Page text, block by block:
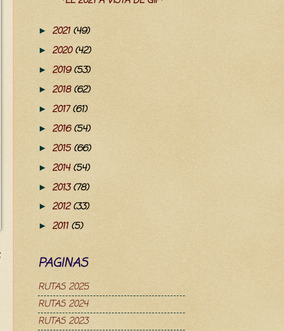
► 2021 (49)
► 2020(42)
► 2019(53)
► 2018(62)
► 2017(61)
► 2016(54)
► 2015(66)
► 2014(54)
► 2013(78)
► 2012(33)
► 2011 (5)
PAGINAS
RUTAS 2025
RUTAS 2024
RUTAS 2023